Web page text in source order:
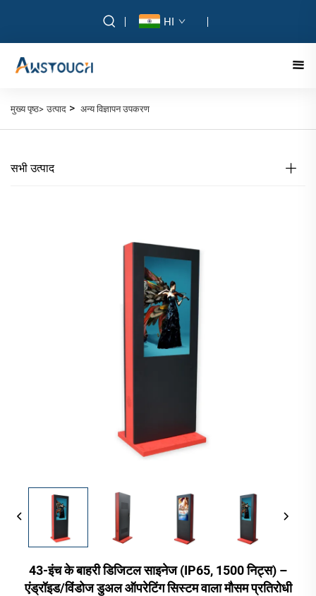
HI
मुख्य पृष्ठ> उत्पाद > अन्य विज्ञापन उपकरण
सभी उत्पाद
43-इंच के बाहरी डिजिटल साइनेज (IP65, 1500 निट्स) –
एंड्रॉइड/विंडोज डुअल ऑपरेटिंग सिस्टम वाला मौसम प्रतिरोधी